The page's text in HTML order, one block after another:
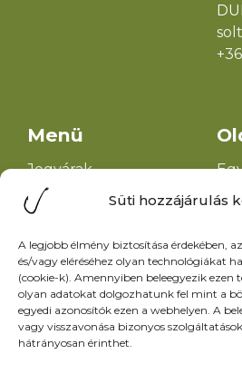
egyedi azonosítók ezen a webhelyen. A
vagy visszavonása bizonyos
Tiltás
Beállítások
Adatkezelési
Menü
Jegyárak
Hírek
Események
Információk
Kapcsolat